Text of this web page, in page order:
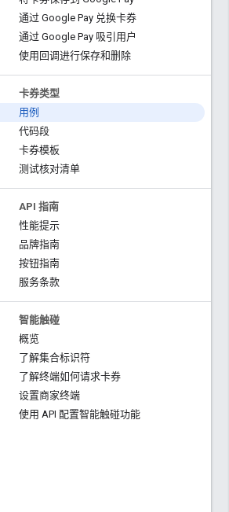
通过 Google Pay 兑换卡券
通过 Google Pay 吸引用户
使用回调进行保存和删除
卡券类型
用例
代码段
卡券模板
测试核对清单
API 指南
性能提示
品牌指南
按钮指南
服务条款
智能触碰
概览
了解集合标识符
了解终端如何请求卡券
设置商家终端
使用 API 配置智能触碰功能